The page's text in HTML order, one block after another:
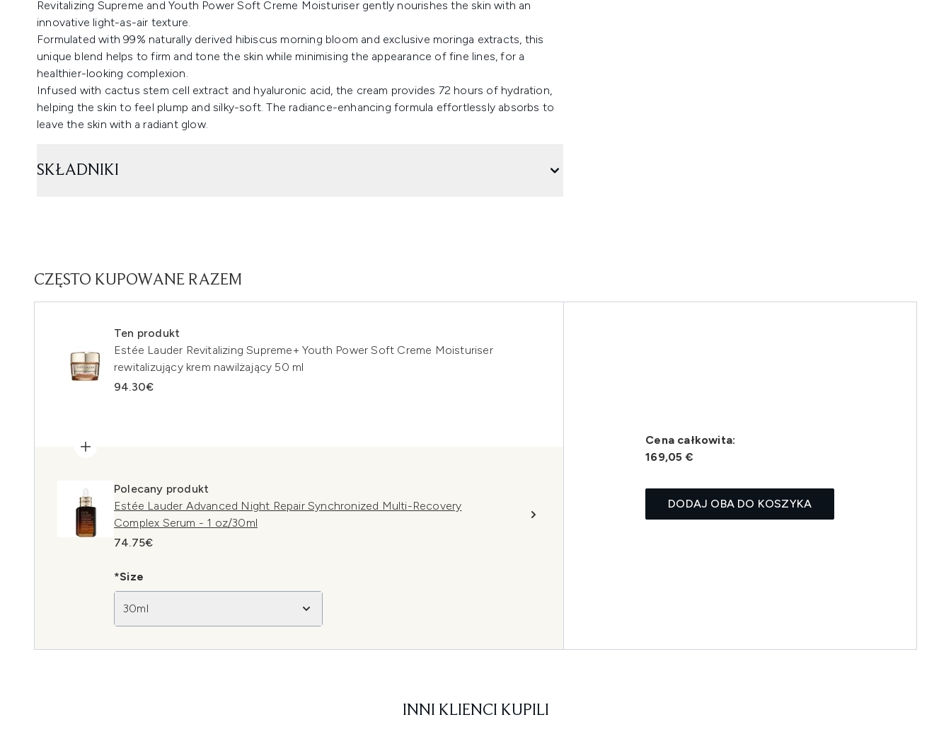
Revitalizing Supreme and Youth Power Soft Creme Moisturiser gently nourishes the skin with an
innovative light-as-air texture.
Formulated with 99% naturally derived hibiscus morning bloom and exclusive moringa extracts, this
unique blend helps to firm and tone the skin while minimising the appearance of fine lines, for a
healthier-looking complexion.
Infused with cactus stem cell extract and hyaluronic acid, the cream provides 72 hours of hydration,
helping the skin to feel plump and silky-soft. The radiance-enhancing formula effortlessly absorbs to
leave the skin with a radiant glow.
SKŁADNIKI
CZĘSTO KUPOWANE RAZEM
Ten produkt
Estée Lauder Revitalizing Supreme+ Youth Power Soft Creme Moisturiser
rewitalizujący krem nawilżający 50 ml
94.30€
Polecany produkt
Estée Lauder Advanced Night Repair Synchronized Multi-Recovery
Complex Serum - 1 oz/30ml
74.75€
*Size
30ml
Cena całkowita:
169,05 €
DODAJ OBA DO KOSZYKA
INNI KLIENCI KUPILI